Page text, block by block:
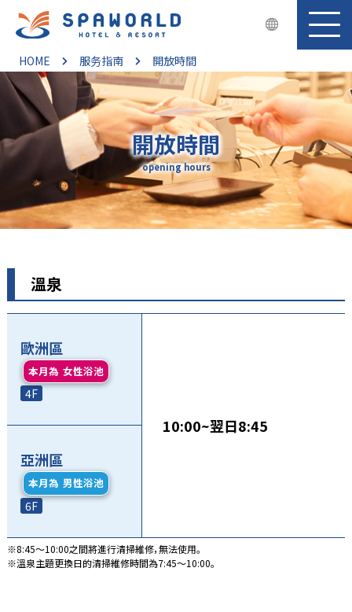
HOME 服务指南 開放時間
開放時間
opening hours
溫泉
4F
歐洲區
本月為 女性浴池
6F
亞洲區
本月為 男性浴池
10:00~翌日8:45
※8:45～10:00之間將進行清掃維修，無法使用。
※溫泉主題更換日的清掃維修時間為7:45～10:00。